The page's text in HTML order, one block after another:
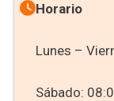
Horario
Lunes –
Sábado: